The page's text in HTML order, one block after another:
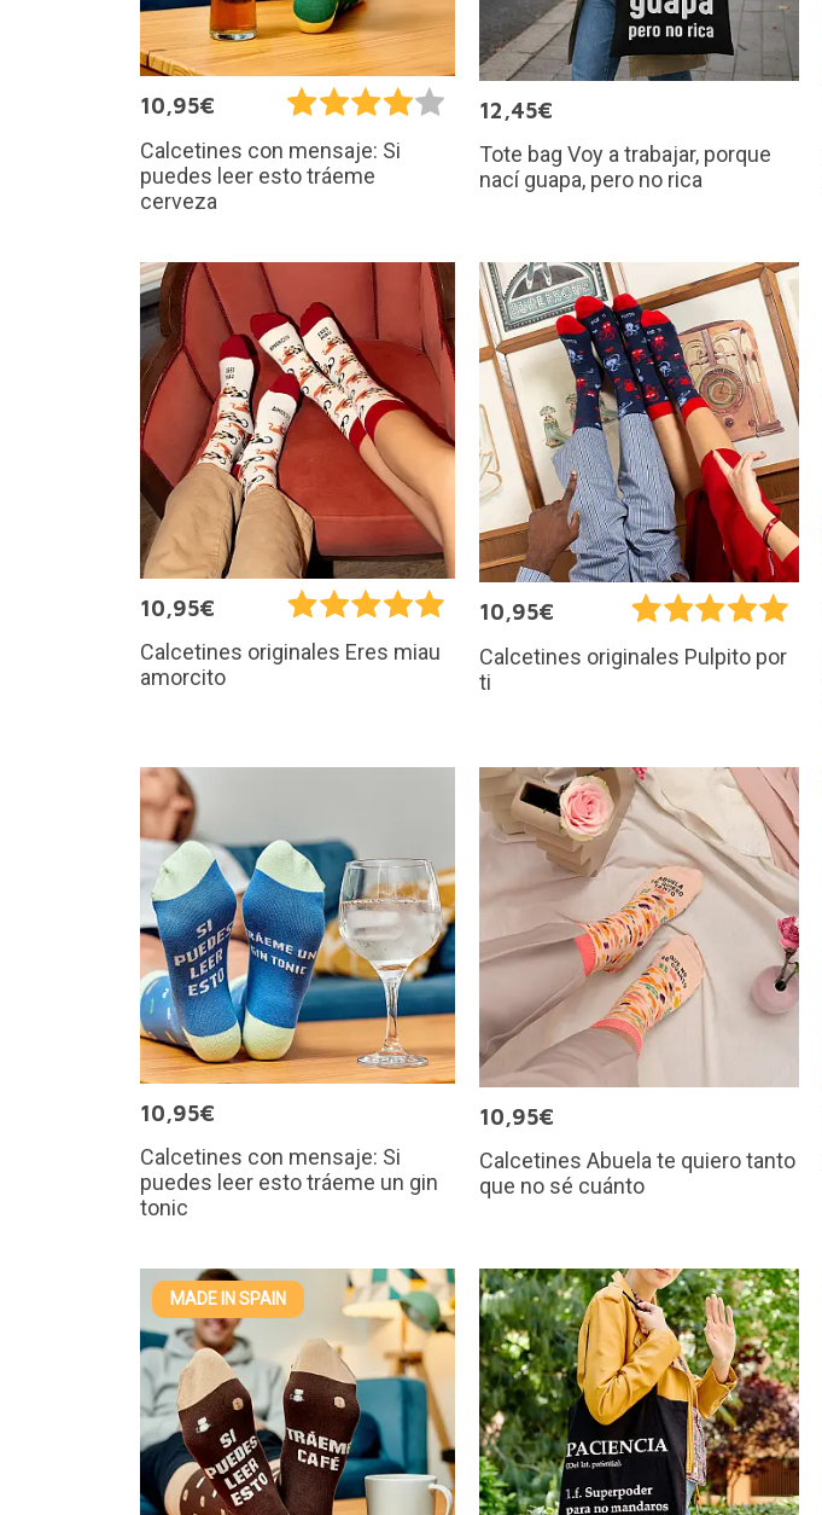
10,95€
Calcetines con mensaje: Si
puedes leer esto tráeme
cerveza
12,45€
Tote bag Voy a trabajar, porque
nací guapa, pero no rica
10,95€
Calcetines originales Eres miau
amorcito
10,95€
Calcetines originales Pulpito por
ti
10,95€
Calcetines con mensaje: Si
puedes leer esto tráeme un gin
tonic
10,95€
Calcetines Abuela te quiero tanto
que no sé cuánto
MADE IN SPAIN